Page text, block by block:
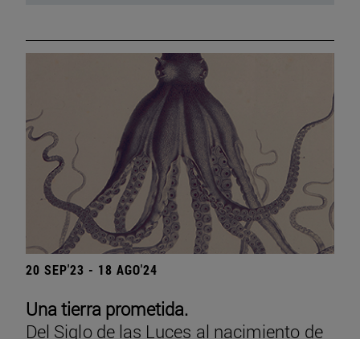
20 SEP'23 - 18 AGO'24
Una tierra prometida.
Del Siglo de las Luces al nacimiento de